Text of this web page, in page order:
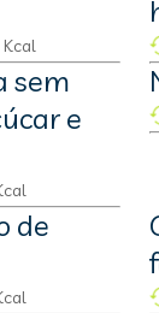
Kcal
sem
e
de